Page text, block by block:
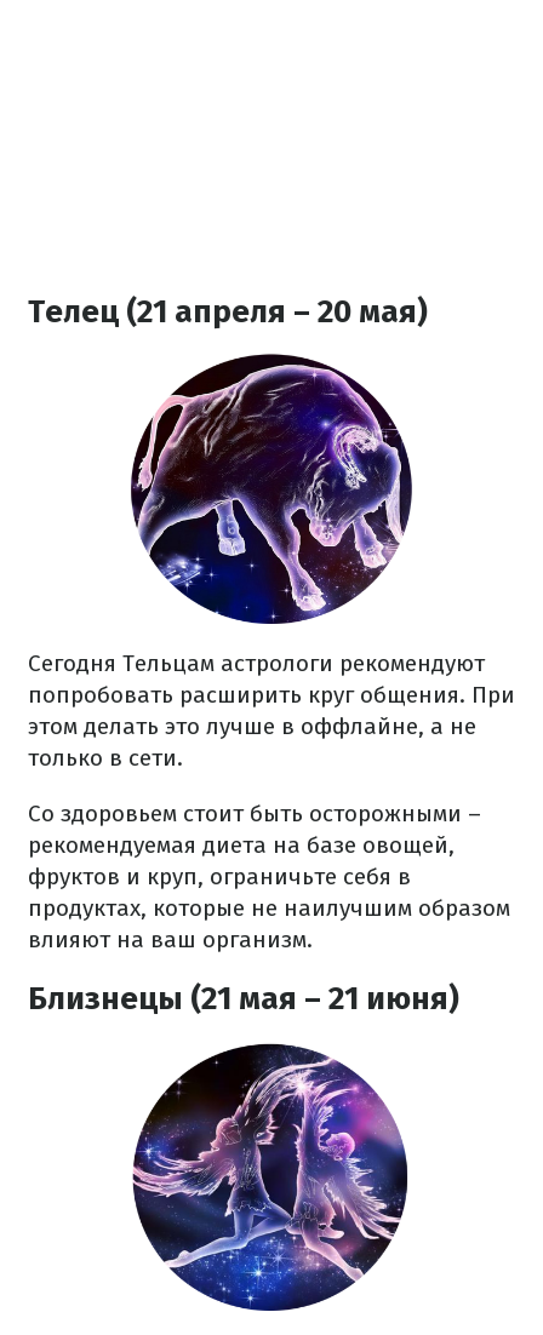
Телец (21 апреля – 20 мая)
Сегодня Тельцам астрологи рекомендуют
попробовать расширить круг общения. При
этом делать это лучше в оффлайне, а не
только в сети.
Со здоровьем стоит быть осторожными –
рекомендуемая диета на базе овощей,
фруктов и круп, ограничьте себя в
продуктах, которые не наилучшим образом
влияют на ваш организм.
Близнецы (21 мая – 21 июня)